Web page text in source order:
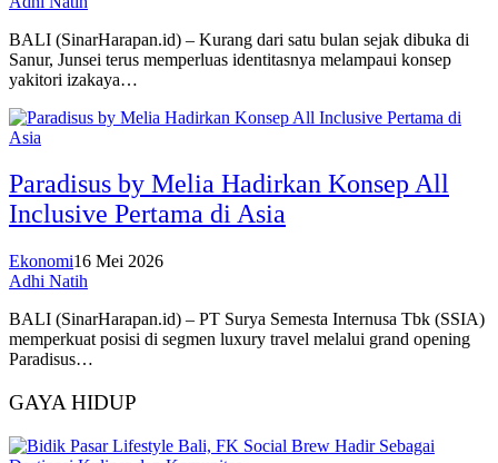
BALI (SinarHarapan.id) – Kurang dari satu bulan sejak dibuka di
Sanur, Junsei terus memperluas identitasnya melampaui konsep
yakitori izakaya…
Paradisus by Melia Hadirkan Konsep All
Inclusive Pertama di Asia
Ekonomi16 Mei 2026
Adhi Natih
BALI (SinarHarapan.id) – PT Surya Semesta Internusa Tbk (SSIA)
memperkuat posisi di segmen luxury travel melalui grand opening
Paradisus…
GAYA HIDUP